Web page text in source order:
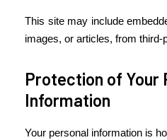
This site may include
images, or articles, from third-
Protection of Your
Information
Your personal information is